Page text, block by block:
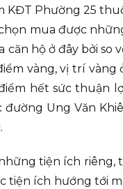
KĐT Phường 25
mua được
hộ ở đây bởi so
vàng, vị trí
hết sức thuận
đường Ung Văn
tiện ích
tiện ích hướng tới